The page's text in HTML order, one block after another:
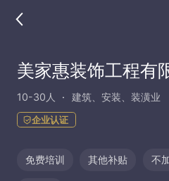
美家惠装饰工程有
10-30人 建筑、安装、装潢业
企业认证
免费培训 其他补贴 不